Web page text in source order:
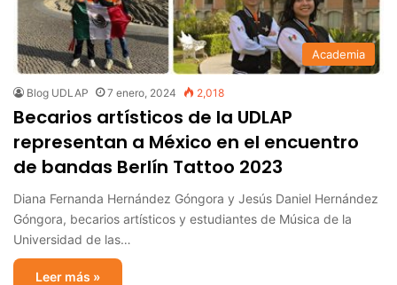
Academia
Blog UDLAP 7 enero, 2024 2,018
Becarios artísticos de la UDLAP
representan a México en el encuentro
de bandas Berlín Tattoo 2023
Diana Fernanda Hernández Góngora y Jesús Daniel Hernández
Góngora, becarios artísticos y estudiantes de Música de la
Universidad de las…
Leer más »